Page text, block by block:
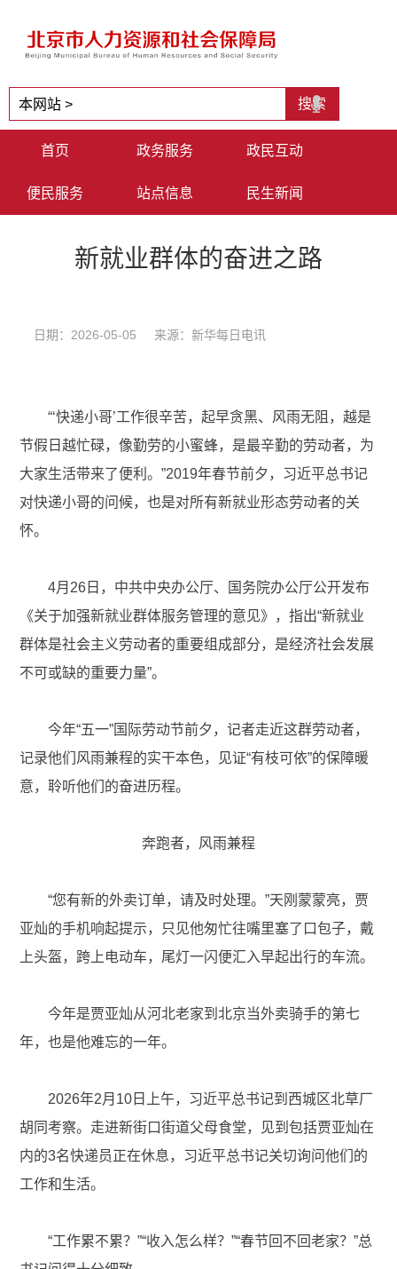
首页 政务服务 政民互动
便民服务 站点信息 民生新闻
新就业群体的奋进之路
日期：2026-05-05 来源：新华每日电讯
“‘快递小哥’工作很辛苦，起早贪黑、风雨无阻，越是
节假日越忙碌，像勤劳的小蜜蜂，是最辛勤的劳动者，为
大家生活带来了便利。”2019年春节前夕，习近平总书记
对快递小哥的问候，也是对所有新就业形态劳动者的关
怀。
4月26日，中共中央办公厅、国务院办公厅公开发布
《关于加强新就业群体服务管理的意见》，指出“新就业
群体是社会主义劳动者的重要组成部分，是经济社会发展
不可或缺的重要力量”。
今年“五一”国际劳动节前夕，记者走近这群劳动者，
记录他们风雨兼程的实干本色，见证“有枝可依”的保障暖
意，聆听他们的奋进历程。
奔跑者，风雨兼程
“您有新的外卖订单，请及时处理。”天刚蒙蒙亮，贾
亚灿的手机响起提示，只见他匆忙往嘴里塞了口包子，戴
上头盔，跨上电动车，尾灯一闪便汇入早起出行的车流。
今年是贾亚灿从河北老家到北京当外卖骑手的第七
年，也是他难忘的一年。
2026年2月10日上午，习近平总书记到西城区北草厂
胡同考察。走进新街口街道父母食堂，见到包括贾亚灿在
内的3名快递员正在休息，习近平总书记关切询问他们的
工作和生活。
“工作累不累？”“收入怎么样？”“春节回不回老家？”总